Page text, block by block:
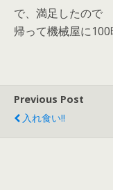
で、満足したので
帰って機械屋に
Previous Post
入れ食い!!